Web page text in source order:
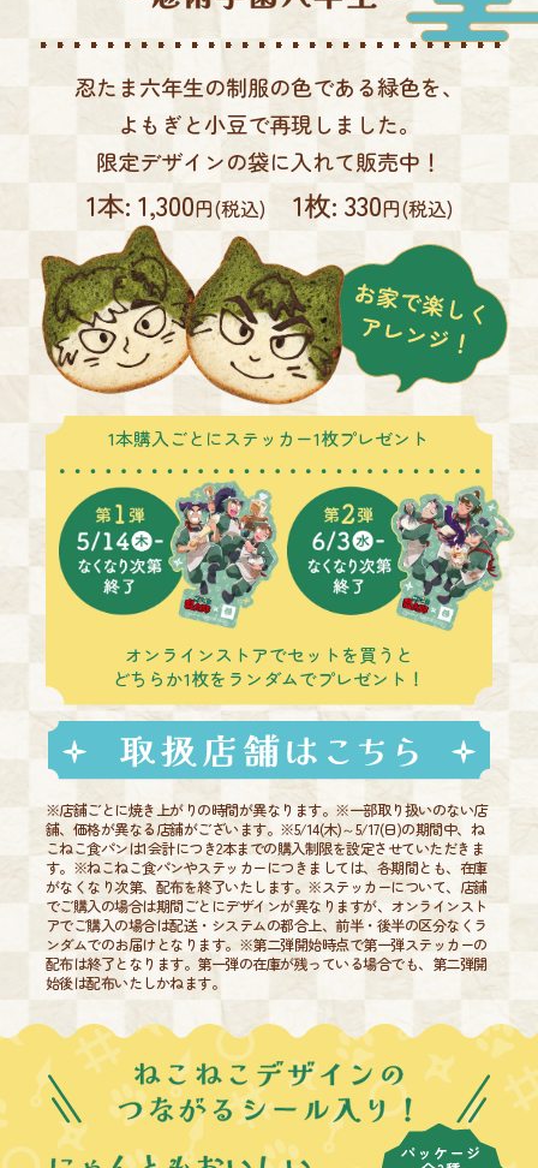
忍たま六年生の制服の色である緑色を、
よもぎと小豆で再現しました。
限定デザインの袋に入れて販売中！
1本: 1,300円(税込) 1枚: 330円(税込)
1本購入ごとにステッカー1枚プレゼント
オンラインストアでセットを買うと
どちらか1枚をランダムでプレゼント！
※店舗ごとに焼き上がりの時間が異なります。※一部取り扱いのない店
舗、価格が異なる店舗がございます。※5/14(木)～5/17(日)の期間中、ね
こねこ食パンは1会計につき2本までの購入制限を設定させていただきま
す。※ねこねこ食パンやステッカーにつきましては、各期間とも、在庫
がなくなり次第、配布を終了いたします。※ステッカーについて、店舗
でご購入の場合は期間ごとにデザインが異なりますが、オンラインスト
アでご購入の場合は配送・システムの都合上、前半・後半の区分なくラ
ンダムでのお届けとなります。※第二弾開始時点で第一弾ステッカーの
配布は終了となります。第一弾の在庫が残っている場合でも、第二弾開
始後は配布いたしかねます。